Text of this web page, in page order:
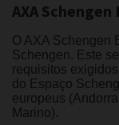
AXA Schengen
O AXA Schengen
Schengen. Este
requisitos
do Espaço
europeus
Marino).